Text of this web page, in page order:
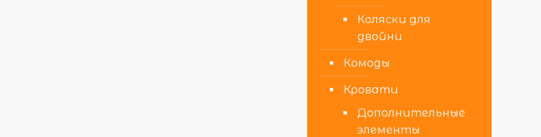
Коляски для
двойни
Комоды
Кровати
Дополнительные
элементы